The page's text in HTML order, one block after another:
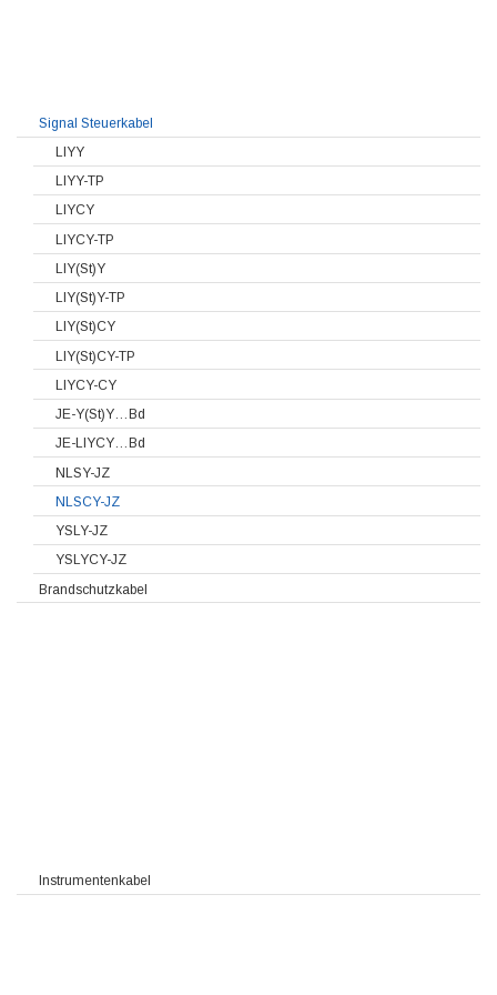
Signal Steuerkabel
LIYY
LIYY-TP
LIYCY
LIYCY-TP
LIY(St)Y
LIY(St)Y-TP
LIY(St)CY
LIY(St)CY-TP
LIYCY-CY
JE-Y(St)Y…Bd
JE-LIYCY…Bd
NLSY-JZ
NLSCY-JZ
YSLY-JZ
YSLYCY-JZ
Brandschutzkabel
Instrumentenkabel